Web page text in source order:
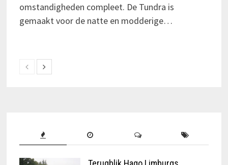
omstandigheden compleet. De Tundra is
gemaakt voor de natte en modderige…